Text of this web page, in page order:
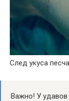
След укуса
Важно! У